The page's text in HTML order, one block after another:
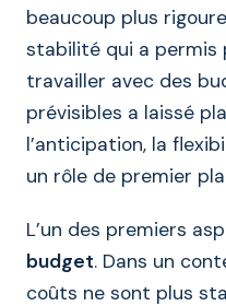
beaucoup plus
stabilité qui a permis
travailler avec des
prévisibles a laissé
l’anticipation, la
un rôle de premier
L’un des premiers
budget. Dans un
coûts ne sont plus